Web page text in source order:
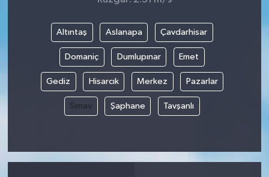
Altıntaş Aslanapa Çavdarhisar
Domaniç Dumlupınar Emet
Gediz Hisarcık Merkez Pazarlar
Simav Şaphane Tavşanlı